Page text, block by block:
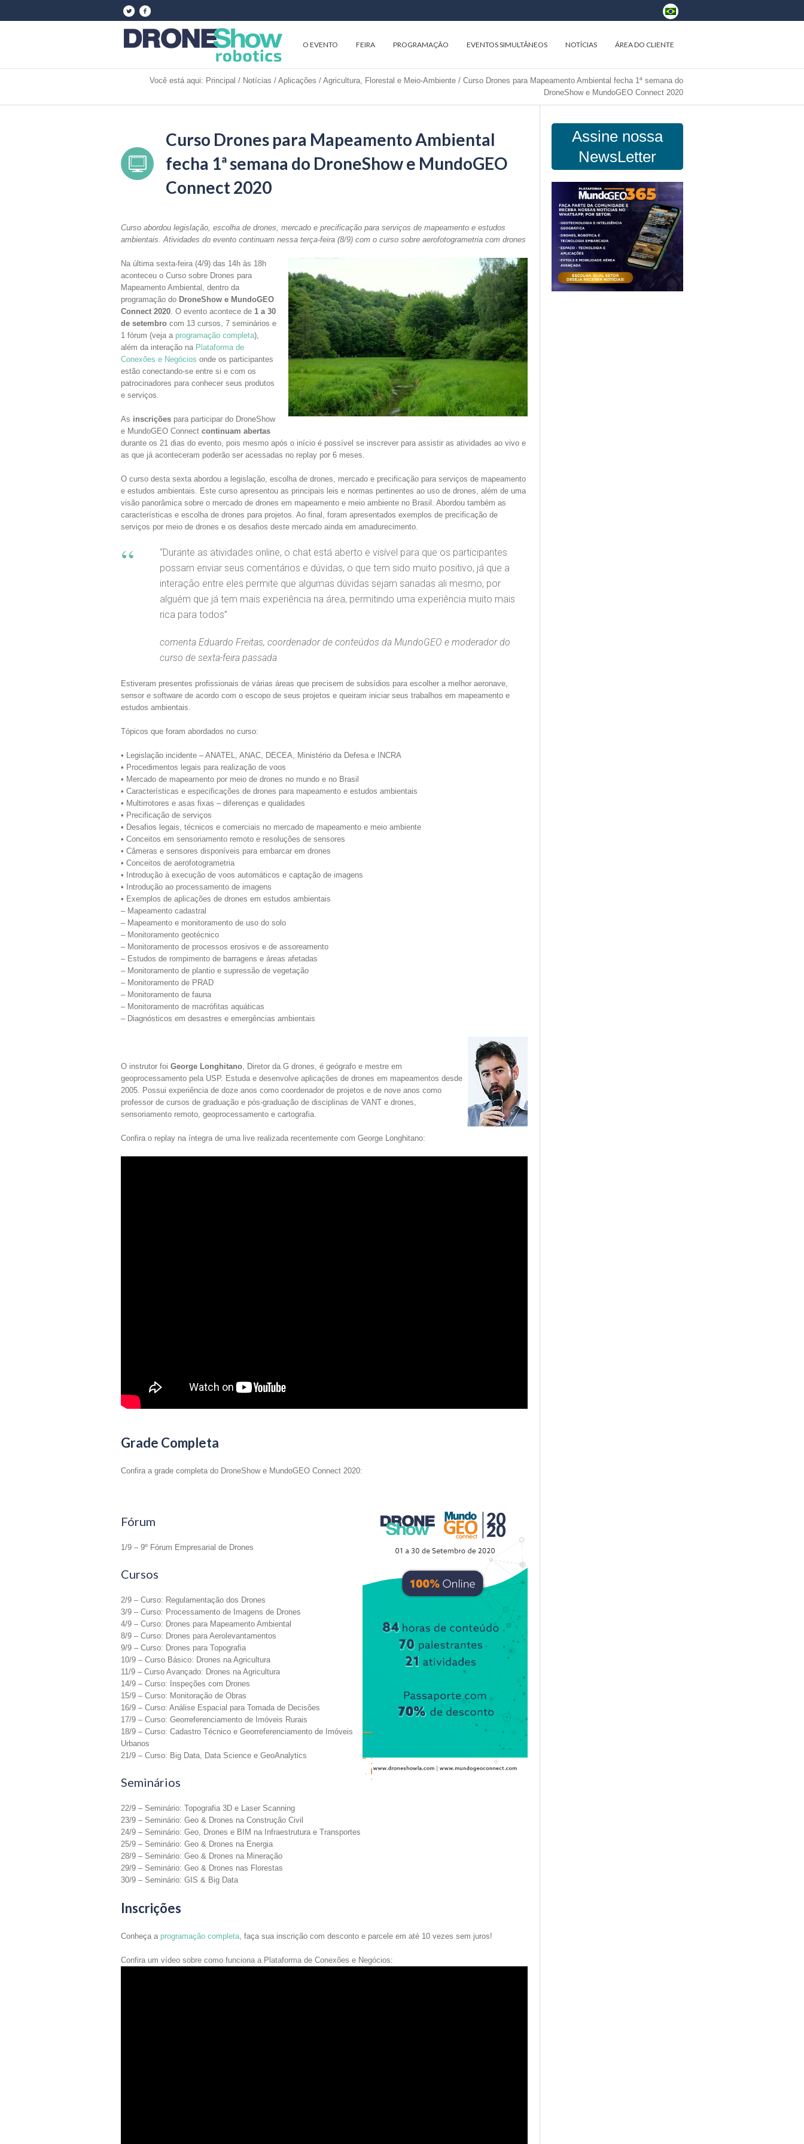
O EVENTO FEIRA PROGRAMAÇÃO EVENTOS SIMULTÂNEOS NOTÍCIAS ÁREA DO CLIENTE
Você está aqui: Principal / Notícias / Aplicações / Agricultura, Florestal e Meio-Ambiente / Curso Drones para Mapeamento Ambiental fecha 1ª semana do
DroneShow e MundoGEO Connect 2020
Curso Drones para Mapeamento Ambiental
fecha 1ª semana do DroneShow e MundoGEO
Connect 2020
Curso abordou legislação, escolha de drones, mercado e precificação para serviços de mapeamento e estudos
ambientais. Atividades do evento continuam nessa terça-feira (8/9) com o curso sobre aerofotogrametria com drones
Na última sexta-feira (4/9) das 14h às 18h
aconteceu o Curso sobre Drones para
Mapeamento Ambiental, dentro da
programação do DroneShow e MundoGEO
Connect 2020. O evento acontece de 1 a 30
de setembro com 13 cursos, 7 seminários e
1 fórum (veja a programação completa),
além da interação na Plataforma de
Conexões e Negócios onde os participantes
estão conectando-se entre si e com os
patrocinadores para conhecer seus produtos
e serviços.
As inscrições para participar do DroneShow
e MundoGEO Connect continuam abertas
durante os 21 dias do evento, pois mesmo após o início é possível se inscrever para assistir as atividades ao vivo e
as que já aconteceram poderão ser acessadas no replay por 6 meses.
O curso desta sexta abordou a legislação, escolha de drones, mercado e precificação para serviços de mapeamento
e estudos ambientais. Este curso apresentou as principais leis e normas pertinentes ao uso de drones, além de uma
visão panorâmica sobre o mercado de drones em mapeamento e meio ambiente no Brasil. Abordou também as
características e escolha de drones para projetos. Ao final, foram apresentados exemplos de precificação de
serviços por meio de drones e os desafios deste mercado ainda em amadurecimento.
“Durante as atividades online, o chat está aberto e visível para que os participantes
possam enviar seus comentários e dúvidas, o que tem sido muito positivo, já que a
interação entre eles permite que algumas dúvidas sejam sanadas ali mesmo, por
alguém que já tem mais experiência na área, permitindo uma experiência muito mais
rica para todos”
comenta Eduardo Freitas, coordenador de conteúdos da MundoGEO e moderador do
curso de sexta-feira passada
Estiveram presentes profissionais de várias áreas que precisem de subsídios para escolher a melhor aeronave,
sensor e software de acordo com o escopo de seus projetos e queiram iniciar seus trabalhos em mapeamento e
estudos ambientais.
Tópicos que foram abordados no curso:
• Legislação incidente – ANATEL, ANAC, DECEA, Ministério da Defesa e INCRA
• Procedimentos legais para realização de voos
• Mercado de mapeamento por meio de drones no mundo e no Brasil
• Características e especificações de drones para mapeamento e estudos ambientais
• Multirrotores e asas fixas – diferenças e qualidades
• Precificação de serviços
• Desafios legais, técnicos e comerciais no mercado de mapeamento e meio ambiente
• Conceitos em sensoriamento remoto e resoluções de sensores
• Câmeras e sensores disponíveis para embarcar em drones
• Conceitos de aerofotogrametria
• Introdução à execução de voos automáticos e captação de imagens
• Introdução ao processamento de imagens
• Exemplos de aplicações de drones em estudos ambientais
– Mapeamento cadastral
– Mapeamento e monitoramento de uso do solo
– Monitoramento geotécnico
– Monitoramento de processos erosivos e de assoreamento
– Estudos de rompimento de barragens e áreas afetadas
– Monitoramento de plantio e supressão de vegetação
– Monitoramento de PRAD
– Monitoramento de fauna
– Monitoramento de macrófitas aquáticas
– Diagnósticos em desastres e emergências ambientais
O instrutor foi George Longhitano, Diretor da G drones, é geógrafo e mestre em
geoprocessamento pela USP. Estuda e desenvolve aplicações de drones em mapeamentos desde
2005. Possui experiência de doze anos como coordenador de projetos e de nove anos como
professor de cursos de graduação e pós-graduação de disciplinas de VANT e drones,
sensoriamento remoto, geoprocessamento e cartografia.
Confira o replay na íntegra de uma live realizada recentemente com George Longhitano:
Grade Completa
Confira a grade completa do DroneShow e MundoGEO Connect 2020:
Fórum
1/9 – 9º Fórum Empresarial de Drones
Cursos
2/9 – Curso: Regulamentação dos Drones
3/9 – Curso: Processamento de Imagens de Drones
4/9 – Curso: Drones para Mapeamento Ambiental
8/9 – Curso: Drones para Aerolevantamentos
9/9 – Curso: Drones para Topografia
10/9 – Curso Básico: Drones na Agricultura
11/9 – Curso Avançado: Drones na Agricultura
14/9 – Curso: Inspeções com Drones
15/9 – Curso: Monitoração de Obras
16/9 – Curso: Análise Espacial para Tomada de Decisões
17/9 – Curso: Georreferenciamento de Imóveis Rurais
18/9 – Curso: Cadastro Técnico e Georreferenciamento de Imóveis
Urbanos
21/9 – Curso: Big Data, Data Science e GeoAnalytics
Seminários
22/9 – Seminário: Topografia 3D e Laser Scanning
23/9 – Seminário: Geo & Drones na Construção Civil
24/9 – Seminário: Geo, Drones e BIM na Infraestrutura e Transportes
25/9 – Seminário: Geo & Drones na Energia
28/9 – Seminário: Geo & Drones na Mineração
29/9 – Seminário: Geo & Drones nas Florestas
30/9 – Seminário: GIS & Big Data
Inscrições
Conheça a programação completa, faça sua inscrição com desconto e parcele em até 10 vezes sem juros!
Confira um vídeo sobre como funciona a Plataforma de Conexões e Negócios:
Assine nossa
NewsLetter